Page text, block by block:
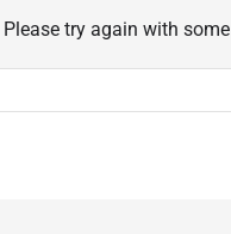
try again with